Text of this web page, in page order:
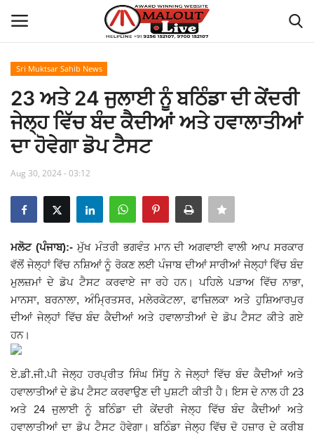
Home
How to Reach Malout
Malout News
History of Malout
Giddarbaha
Railway Time Table
Lambi
Sri Muktsar Sahib News
23 ਅਤੇ 24 ਜੁਲਾਈ ਨੂੰ ਬਠਿੰਡਾ ਦੀ ਕੇਂਦਰੀ
ਜੇਲ੍ਹ ਵਿੱਚ ਬੰਦ ਕੈਦੀਆਂ ਅਤੇ ਹਵਾਲਾਤੀਆਂ
ਦਾ ਹੋਵੇਗਾ ਡੋਪ ਟੈਸਟ
Aug 30, 2024 - 03:12
ਮਲੋਟ (ਪੰਜਾਬ):-ਮੁੱਖ ਮੰਤਰੀ ਭਗਵੰਤ ਮਾਨ ਦੀ ਅਗਵਾਈ ਵਾਲੀ ਆਪ ਸਰਕਾਰ
ਵੱਲੋਂ ਜੇਲ੍ਹਾਂ ਵਿੱਚ ਨਸ਼ਿਆਂ ਨੂੰ ਰੋਕਣ ਲਈ ਪੰਜਾਬ ਦੀਆਂ ਸਾਰੀਆਂ ਜੇਲ੍ਹਾਂ ਵਿੱਚ ਬੰਦ
ਮੁਲਜ਼ਮਾਂ ਦੇ ਡੋਪ ਟੈਸਟ ਕਰਵਾਏ ਜਾ ਰਹੇ ਹਨ। ਪਹਿਲੇ ਪੜਾਅ ਵਿੱਚ ਨਾਭਾ,
ਮਾਨਸਾ, ਬਰਨਾਲਾ, ਅੰਮ੍ਰਿਤਸਰ, ਮਲੇਰਕੋਟਲਾ, ਫਾਜ਼ਿਲਕਾ ਅਤੇ ਹੁਸ਼ਿਆਰਪੁਰ
ਦੀਆਂ ਜੇਲ੍ਹਾਂ ਵਿੱਚ ਬੰਦ ਕੈਦੀਆਂ ਅਤੇ ਹਵਾਲਾਤੀਆਂ ਦੇ ਡੋਪ ਟੈਸਟ ਕੀਤੇ ਗਏ
ਹਨ।
ਏ.ਡੀ.ਜੀ.ਪੀ ਜੇਲ੍ਹ ਹਰਪ੍ਰੀਤ ਸਿੰਘ ਸਿੱਧੂ ਨੇ ਜੇਲ੍ਹਾਂ ਵਿੱਚ ਬੰਦ ਕੈਦੀਆਂ ਅਤੇ
ਹਵਾਲਾਤੀਆਂ ਦੇ ਡੋਪ ਟੈਸਟ ਕਰਵਾਉਣ ਦੀ ਪੁਸ਼ਟੀ ਕੀਤੀ ਹੈ। ਇਸ ਦੇ ਨਾਲ ਹੀ 23
ਅਤੇ 24 ਜੁਲਾਈ ਨੂੰ ਬਠਿੰਡਾ ਦੀ ਕੇਂਦਰੀ ਜੇਲ੍ਹ ਵਿੱਚ ਬੰਦ ਕੈਦੀਆਂ ਅਤੇ
ਹਵਾਲਾਤੀਆਂ ਦਾ ਡੋਪ ਟੈਸਟ ਹੋਵੇਗਾ। ਬਠਿੰਡਾ ਜੇਲ੍ਹ ਵਿੱਚ ਦੋ ਹਜ਼ਾਰ ਦੇ ਕਰੀਬ